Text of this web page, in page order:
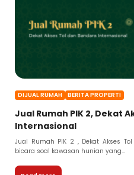
DIJUAL RUMAH BERITA PROPERTI
Jual Rumah PIK 2, Dekat
Internasional
Jual Rumah PIK 2 , Dekat Akses
bicara soal kawasan hunian yang...